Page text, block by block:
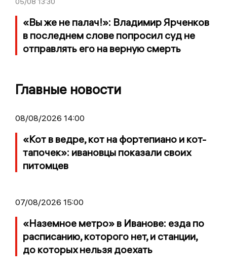
«Вы же не палач!»: Владимир Ярченков
в последнем слове попросил суд не
отправлять его на верную смерть
Главные новости
08/08/2026 14:00
«Кот в ведре, кот на фортепиано и кот-
тапочек»: ивановцы показали своих
питомцев
07/08/2026 15:00
«Наземное метро» в Иванове: езда по
расписанию, которого нет, и станции,
до которых нельзя доехать